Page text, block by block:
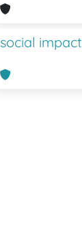
social impact